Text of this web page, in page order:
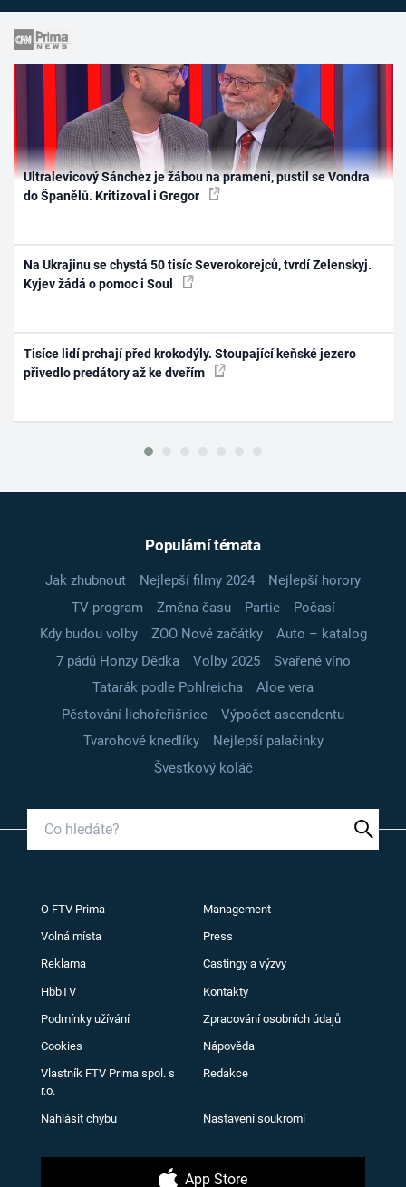
Ultralevicový Sánchez je žábou na prameni, pustil se Vondra
do Španělů. Kritizoval i Gregor
Na Ukrajinu se chystá 50 tisíc Severokorejců, tvrdí Zelenskyj.
Kyjev žádá o pomoc i Soul
Tisíce lidí prchají před krokodýly. Stoupající keňské jezero
přivedlo predátory až ke dveřím
Populární témata
Jak zhubnout Nejlepší filmy 2024
Nejlepší horory
TV program
Změna času Partie
Počasí
Kdy budou volby
ZOO Nové začátky
Auto – katalog
7 pádů Honzy Dědka
Volby 2025
Svařené víno
Tatarák podle Pohlreicha
Aloe vera
Pěstování lichořeřišnice
Výpočet ascendentu
Tvarohové knedlíky
Nejlepší palačinky
Švestkový koláč
O FTV Prima Management
Volná místa Press
Reklama Castingy a výzvy
HbbTV Kontakty
Podmínky užívání Zpracování osobních údajů
Cookies Nápověda
Vlastník FTV Prima spol. s
r.o.
Redakce
Nahlásit chybu Nastavení soukromí
App Store